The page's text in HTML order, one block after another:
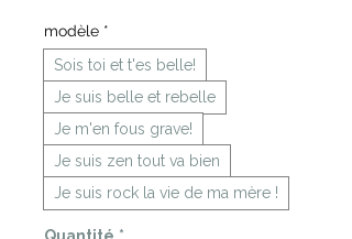
modèle *
Sois toi et t'es belle!
Je suis belle et rebelle
Je m'en fous grave!
Je suis zen tout va bien
Je suis rock la vie de ma mère !